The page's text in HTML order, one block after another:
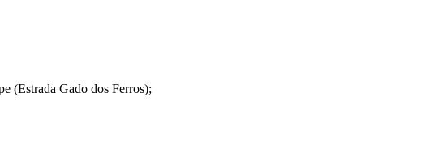
(Estrada Gado dos Ferros);